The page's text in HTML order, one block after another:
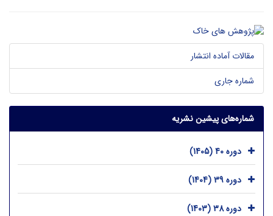
مقالات آماده انتشار
شماره جاری
شماره‌های پیشین نشریه
دوره 40 (1405)
دوره 39 (1404)
دوره 38 (1403)